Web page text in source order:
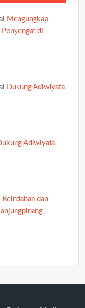
Mengungkap
Penyengat di
Dukung Adiwiyata
Adiwiyata
dan